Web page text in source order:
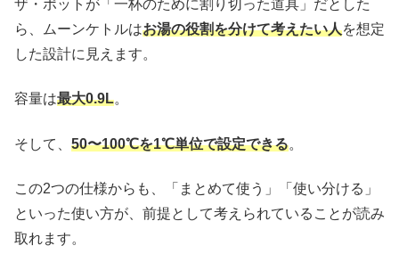
ザ・ポットが「一杯のために割り切った道具」だとした
ら、ムーンケトルはお湯の役割を分けて考えたい人を想定
した設計に見えます。
容量は最大0.9L。
そして、 50〜100℃を1℃単位で設定できる。
この2つの仕様からも、「まとめて使う」「使い分ける」
といった使い方が、前提として考えられていることが読み
取れます。